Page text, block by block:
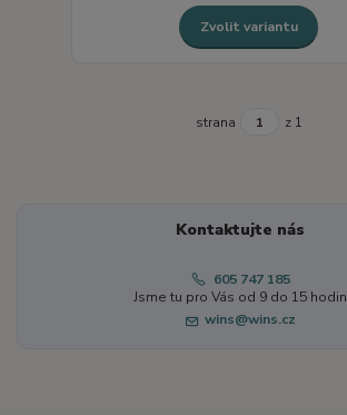
Zvolit variantu
strana z 1
Kontaktujte nás
605 747 185
Jsme tu pro Vás od 9 do 15 hodin
wins@wins.cz